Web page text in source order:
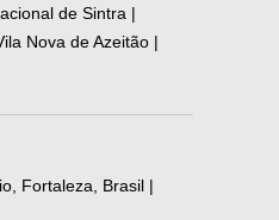
de Sintra |
Nova de Azeitão |
Fortaleza, Brasil |